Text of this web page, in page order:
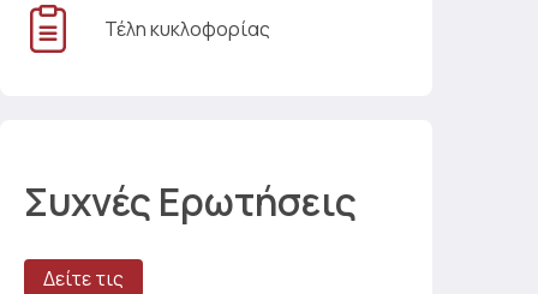
Τέλη κυκλοφορίας
Συχνές Ερωτήσεις
Δείτε τις